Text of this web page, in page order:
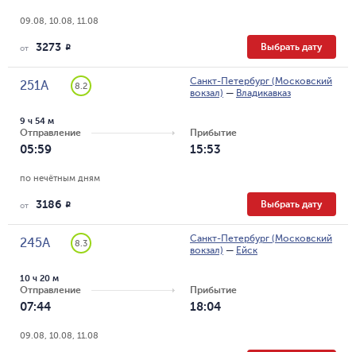
09.08, 10.08, 11.08
от 3273 R Выбрать дату
251А 8.2
Санкт-Петербург (Московский
вокзал) — Владикавказ
Отправление
05:59
9 ч 54 м
Прибытие
15:53
по нечётным дням
от 3186 R Выбрать дату
245А 8.3
Санкт-Петербург (Московский
вокзал) — Ейск
Отправление
07:44
10 ч 20 м
Прибытие
18:04
09.08, 10.08, 11.08